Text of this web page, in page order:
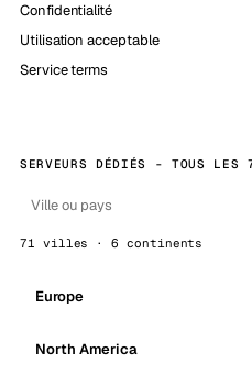
Confidentialité
Utilisation acceptable
Service terms
SERVEURS DÉDIÉS - TOUS LES
71 villes · 6 continents
Europe
North America